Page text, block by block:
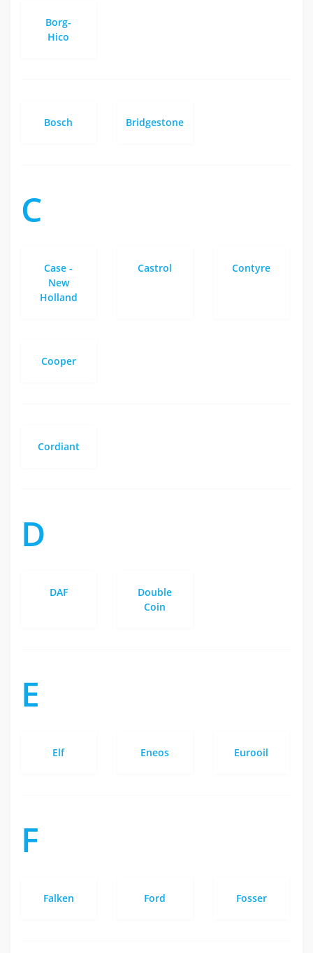
Borg-
Hico
Bosch Bridgestone
C
Case -
New
Holland
Castrol Contyre
Cooper
Cordiant
D
DAF
Double
Coin
E
Elf Eneos Eurooil
F
Falken Ford Fosser